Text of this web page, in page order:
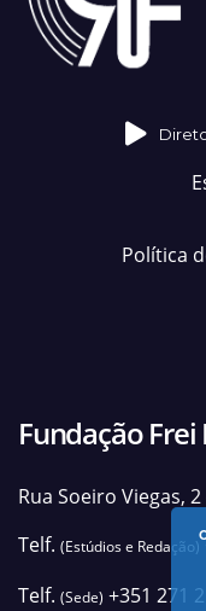
Política
Fundação Frei
Rua Soeiro Viegas,
Telf. (Estúdios e Redação)
Telf. (Sede) +351 271